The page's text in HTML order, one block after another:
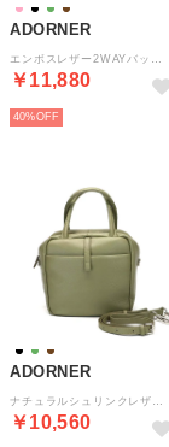
ADORNER
￥11,880
40%
ADORNER
￥10,560